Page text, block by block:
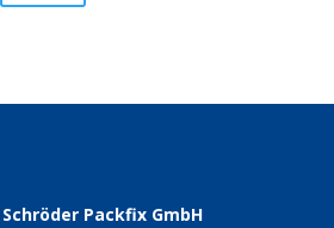
Schröder Packfix GmbH